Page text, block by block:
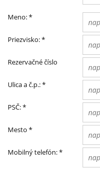
Meno:*
Priezvisko:*
Rezervačné číslo
Ulica a č.p.:*
PSČ:*
Mesto *
Mobilný telefón:*